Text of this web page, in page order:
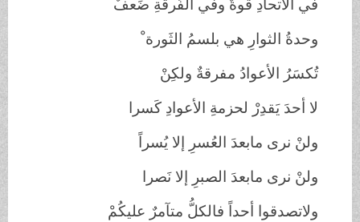
في الاتحادِ قوةٌ وفي الفُرقَةِ ضَعفٌ
وحدةُ الثوارِ هي بلسمُ الثَورة ْ
تُكسَرُ الأعوادُ مفرقةٌ ولكِنْ
لا أحدَ يَقدِرْ لحزمةِ الأعوادِ كَسرا
ولنْ نرى مابعدَ العُسرِ إلا يُسراً
ولنْ نرى مابعدَ الصبرِ إلا نَصرا
ولاتصدقوا أحداً فالكلُّ متآمرٌ عليكُمْ